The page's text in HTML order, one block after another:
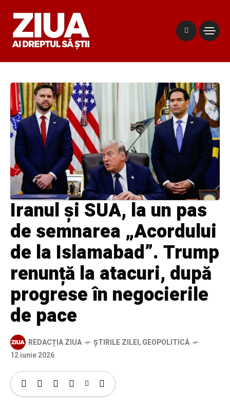
Iranul și SUA, la un pas
de semnarea „Acordului
de la Islamabad”. Trump
renunță la atacuri, după
progrese în negocierile
de pace
REDACȚIA ZIUA ȘTIRILE ZILEI,GEOPOLITICĂ
12 iunie 2026